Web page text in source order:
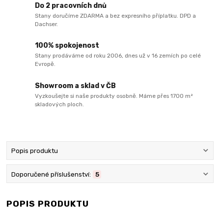
Do 2 pracovních dnů
Stany doručíme ZDARMA a bez expresního příplatku. DPD a
Dachser.
100% spokojenost
Stany prodáváme od roku 2006, dnes už v 16 zemích po celé
Evropě.
Showroom a sklad v ČB
Vyzkoušejte si naše produkty osobně. Máme přes 1700 m²
skladových ploch.
Popis produktu
Doporučené příslušenství: 5
POPIS PRODUKTU